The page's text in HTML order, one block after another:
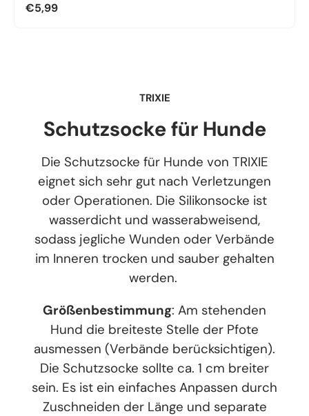
€5,99
TRIXIE
Schutzsocke für Hunde
Die Schutzsocke für Hunde von TRIXIE
eignet sich sehr gut nach Verletzungen
oder Operationen. Die Silikonsocke ist
wasserdicht und wasserabweisend,
sodass jegliche Wunden oder Verbände
im Inneren trocken und sauber gehalten
werden.
Größenbestimmung: Am stehenden
Hund die breiteste Stelle der Pfote
ausmessen (Verbände berücksichtigen).
Die Schutzsocke sollte ca. 1 cm breiter
sein. Es ist ein einfaches Anpassen durch
Zuschneiden der Länge und separate